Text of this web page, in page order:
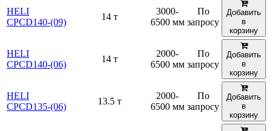
HELI
CPCD140-(09)
14 т
3000-
6500 мм
По
запросу
Добавить
в
корзину
HELI
CPCD140-(06)
14 т
2000-
6500 мм
По
запросу
Добавить
в
корзину
HELI
CPCD135-(06)
13.5 т
2000-
6500 мм
По
запросу
Добавить
в
корзину